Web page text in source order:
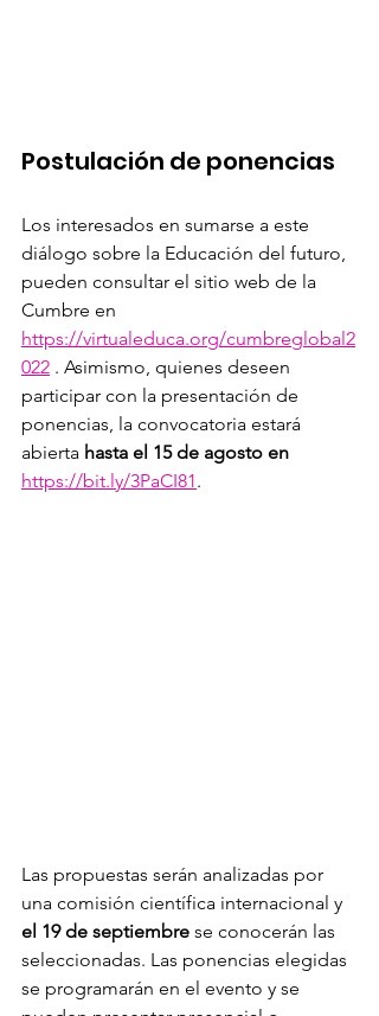
Postulación de ponencias
Los interesados en sumarse a este
diálogo sobre la Educación del futuro,
pueden consultar el sitio web de la
Cumbre en
https://virtualeduca.org/cumbreglobal2
022 . Asimismo, quienes deseen
participar con la presentación de
ponencias, la convocatoria estará
abierta hasta el 15 de agosto en
https://bit.ly/3PaCI81.
Las propuestas serán analizadas por
una comisión científica internacional y
el 19 de septiembre se conocerán las
seleccionadas. Las ponencias elegidas
se programarán en el evento y se